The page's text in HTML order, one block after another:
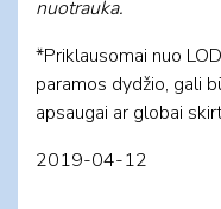
nuotrauka.
*Priklausomai nuo
paramos dydžio, gali
apsaugai ar globai
2019-04-12